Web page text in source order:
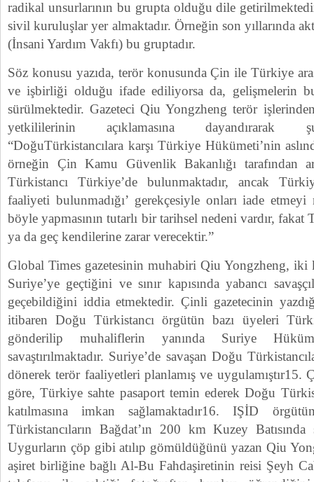
radikal unsurlarının bu grupta olduğu dile
sivil kuruluşlar yer almaktadır. Örneğin son yıllarında
(İnsani Yardım Vakfı) bu gruptadır.
Söz konusu yazıda, terör konusunda Çin ile Türkiye
ve işbirliği olduğu ifade ediliyorsa da, gelişmelerin
sürülmektedir. Gazeteci Qiu Yongzheng terör
yetkililerinin açıklamasına dayandırarak
“DoğuTürkistancılara karşı Türkiye Hükümeti’nin
örneğin Çin Kamu Güvenlik Bakanlığı tarafından
Türkistancı Türkiye’de bulunmaktadır, ancak
faaliyeti bulunmadığı’ gerekçesiyle onları iade
böyle yapmasının tutarlı bir tarihsel nedeni vardır, fakat
ya da geç kendilerine zarar verecektir.”
Global Times gazetesinin muhabiri Qiu Yongzheng, iki
Suriye’ye geçtiğini ve sınır kapısında yabancı
geçebildiğini iddia etmektedir. Çinli gazetecinin
itibaren Doğu Türkistancı örgütün bazı üyeleri
gönderilip muhaliflerin yanında Suriye
savaştırılmaktadır. Suriye’de savaşan Doğu
dönerek terör faaliyetleri planlamış ve uygulamıştır15.
göre, Türkiye sahte pasaport temin ederek Doğu
katılmasına imkan sağlamaktadır16. IŞİD
Türkistancıların Bağdat’ın 200 km Kuzey Batısında
Uygurların çöp gibi atılıp gömüldüğünü yazan Qiu
aşiret birliğine bağlı Al-Bu Fahdaşiretinin reisi Şeyh